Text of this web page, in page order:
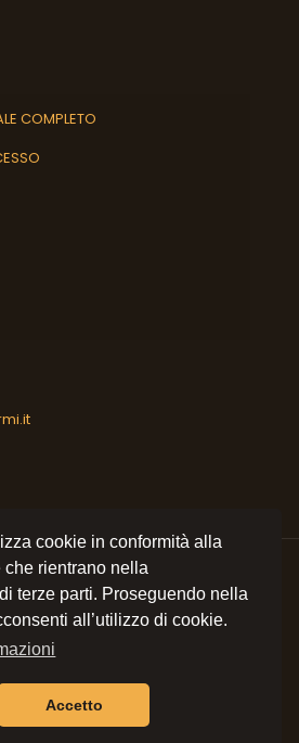
cookie in conformità alla
rientrano nella
terze parti. Proseguendo nella
all’utilizzo di cookie.
Accetto
COMPLETO
Simonetta Marmi srl| P.I.
e posizionamento realizzato
policy|Mappa del sito